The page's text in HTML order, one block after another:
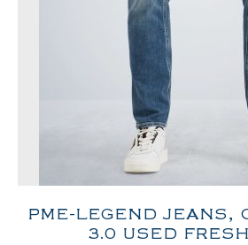
PME-LEGEND JEANS,
3.0 USED